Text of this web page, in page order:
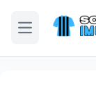
Abrir menu